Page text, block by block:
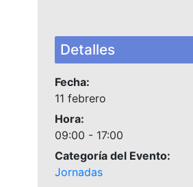
Detalles
Fecha:
11 febrero
Hora:
09:00 - 17:00
Categoría del Evento:
Jornadas